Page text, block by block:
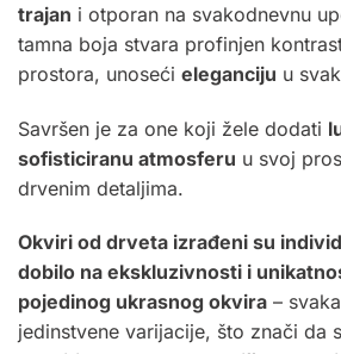
trajan i otporan na svakodnevnu
tamna boja stvara profinjen
prostora, unoseći eleganciju u
Savršen je za one koji žele dodati
sofisticiranu atmosferu u svoj
drvenim detaljima.
Okviri od drveta izrađeni su
dobilo na ekskluzivnosti i
pojedinog ukrasnog okvira –
jedinstvene varijacije, što znači da